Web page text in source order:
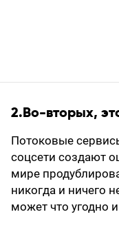
2.Во-вторых,
Потоковые
соцсети создают
мире
никогда и ничего
может что угодно